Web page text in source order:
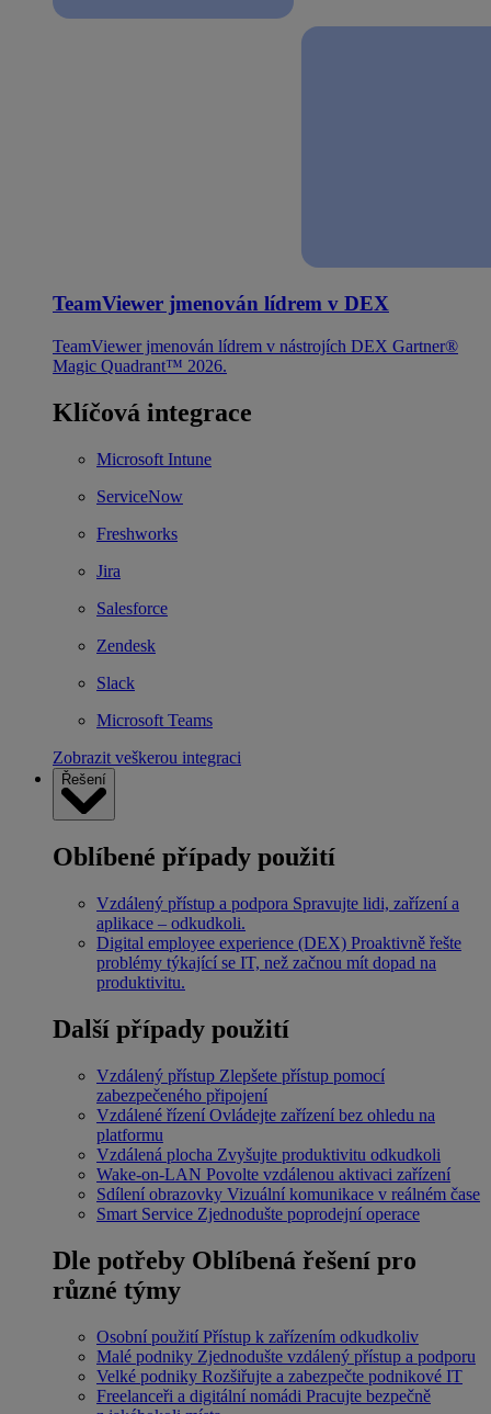
TeamViewer jmenován lídrem v DEX
TeamViewer jmenován lídrem v nástrojích DEX Gartner®
Magic Quadrant™ 2026.
Klíčová integrace
Microsoft Intune
ServiceNow
Freshworks
Jira
Salesforce
Zendesk
Slack
Microsoft Teams
Zobrazit veškerou integraci
Řešení
Oblíbené případy použití
Vzdálený přístup a podpora Spravujte lidi, zařízení a
aplikace – odkudkoli.
Digital employee experience (DEX) Proaktivně řešte
problémy týkající se IT, než začnou mít dopad na
produktivitu.
Další případy použití
Vzdálený přístup Zlepšete přístup pomocí
zabezpečeného připojení
Vzdálené řízení Ovládejte zařízení bez ohledu na
platformu
Vzdálená plocha Zvyšujte produktivitu odkudkoli
Wake-on-LAN Povolte vzdálenou aktivaci zařízení
Sdílení obrazovky Vizuální komunikace v reálném čase
Smart Service Zjednodušte poprodejní operace
Dle potřeby Oblíbená řešení pro
různé týmy
Osobní použití Přístup k zařízením odkudkoliv
Malé podniky Zjednodušte vzdálený přístup a podporu
Velké podniky Rozšiřujte a zabezpečte podnikové IT
Freelanceři a digitální nomádi Pracujte bezpečně